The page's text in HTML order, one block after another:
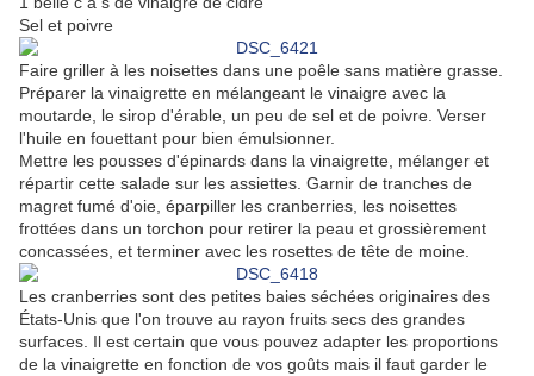
Sel et poivre
Faire griller à les noisettes dans une poêle sans matière grasse.
Préparer la vinaigrette en mélangeant le vinaigre avec la
moutarde, le sirop d'érable, un peu de sel et de poivre. Verser
l'huile en fouettant pour bien émulsionner.
Mettre les pousses d'épinards dans la vinaigrette, mélanger et
répartir cette salade sur les assiettes. Garnir de tranches de
magret fumé d'oie, éparpiller les cranberries, les noisettes
frottées dans un torchon pour retirer la peau et grossièrement
concassées, et terminer avec les rosettes de tête de moine.
Les cranberries sont des petites baies séchées originaires des
États-Unis que l'on trouve au rayon fruits secs des grandes
surfaces. Il est certain que vous pouvez adapter les proportions
de la vinaigrette en fonction de vos goûts mais il faut garder le